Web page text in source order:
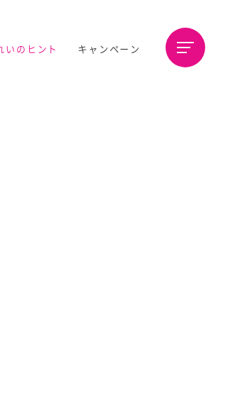
いのヒント キャンペーン